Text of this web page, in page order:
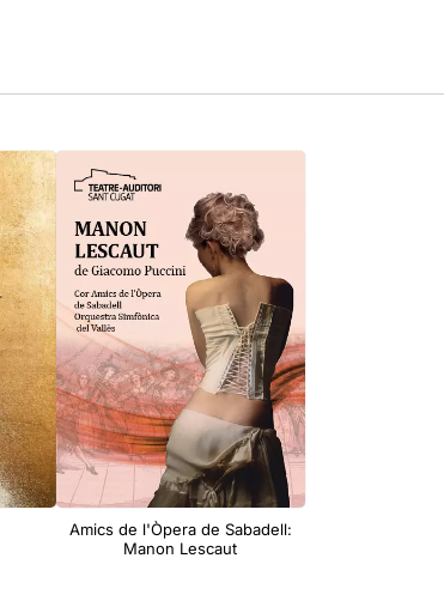
Amics de l'Òpera de Sabadell:
Manon Lescaut